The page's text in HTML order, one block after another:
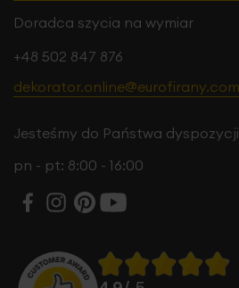
Doradca szycia na wymiar
+48 502 847 876
Jesteśmy do Państwa
pn - pt: 8:00 - 16:00